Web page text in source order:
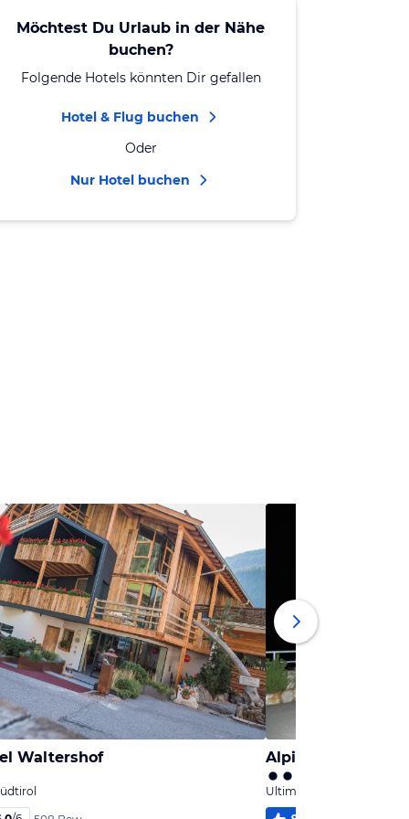
Möchtest Du Urlaub in der Nähe
buchen?
Folgende Hotels könnten Dir gefallen
Hotel & Flug buchen
Oder
Nur Hotel buchen
Waltershof Alpinlounge W!
Ultimo / Ulten, Südtirol